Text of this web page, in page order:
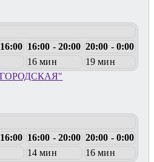
16:00 - 20:00 20:00 - 0:00
16 мин
19 мин
16:00 - 20:00 20:00 - 0:00
14 мин 16 мин